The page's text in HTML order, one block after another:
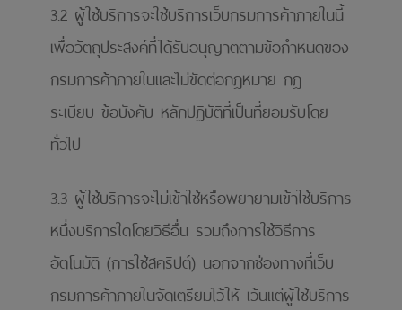
3.2 ผู้ใช้บริการจะใช้บริการเว็บกรมการค้าภายในนี้
เพื่อวัตถุประสงค์ที่ได้รับอนุญาตตามข้อกําหนดของ
กรมการค้าภายในและไม่ขัดต่อกฎหมาย กฎ
ระเบียบ ข้อบังคับ หลักปฏิบัติที่เป็นที่ยอมรับโดย
ทั่วไป
3.3 ผู้ใช้บริการจะไม่เข้าใช้หรือพยายามเข้าใช้บริการ
หนึ่งบริการใดโดยวิธีอื่น รวมถึงการใช้วิธีการ
อัตโนมัติ (การใช้สคริปต์) นอกจากช่องทางที่เว็บ
กรมการค้าภายในจัดเตรียมไว้ให้ เว้นแต่ผู้ใช้บริการ